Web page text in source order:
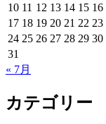
10 11 12 13 14 15 16
17 18 19 20 21 22 23
24 25 26 27 28 29 30
31
« 7月
カテゴリー